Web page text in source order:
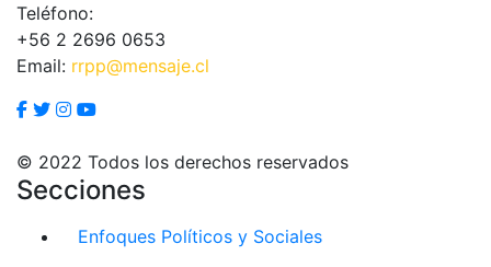
Teléfono:
+56 2 2696 0653
Email: rrpp@mensaje.cl
© 2022 Todos los derechos reservados
Secciones
Enfoques Políticos y Sociales